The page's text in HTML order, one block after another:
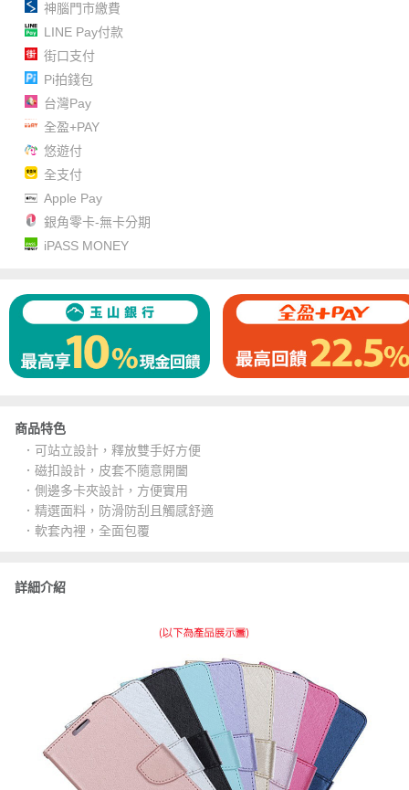
神腦門市繳費
LINE Pay付款
街口支付
Pi拍錢包
台灣Pay
全盈+PAY
悠遊付
全支付
Apple Pay
銀角零卡-無卡分期
iPASS MONEY
商品特色
．可站立設計，釋放雙手好方便
．磁扣設計，皮套不隨意開闔
．側邊多卡夾設計，方便實用
．精選面料，防滑防刮且觸感舒適
．軟套內裡，全面包覆
詳細介紹